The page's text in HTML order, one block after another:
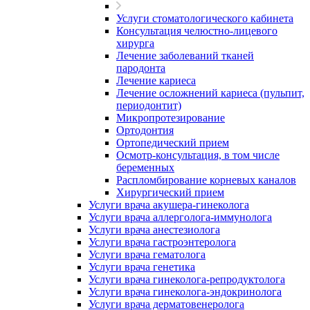
Услуги стоматологического кабинета
Консультация челюстно-лицевого
хирурга
Лечение заболеваний тканей
пародонта
Лечение кариеса
Лечение осложнений кариеса (пульпит,
периодонтит)
Микропротезирование
Ортодонтия
Ортопедический прием
Осмотр-консультация, в том числе
беременных
Распломбирование корневых каналов
Хирургический прием
Услуги врача акушера-гинеколога
Услуги врача аллерголога-иммунолога
Услуги врача анестезиолога
Услуги врача гастроэнтеролога
Услуги врача гематолога
Услуги врача генетика
Услуги врача гинеколога-репродуктолога
Услуги врача гинеколога-эндокринолога
Услуги врача дерматовенеролога